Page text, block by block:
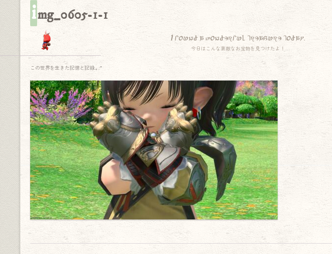
img_0605-1-1
I found a wonderful treasure today.
今日はこんな素敵なお宝物を見つけたよ！
この世界を生きた記憶と記録.｡.:*